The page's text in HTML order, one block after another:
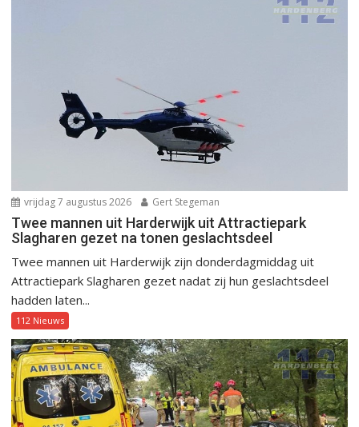
vrijdag 7 augustus 2026 Gert Stegeman
Twee mannen uit Harderwijk uit Attractiepark
Slagharen gezet na tonen geslachtsdeel
Twee mannen uit Harderwijk zijn donderdagmiddag uit
Attractiepark Slagharen gezet nadat zij hun geslachtsdeel
hadden laten...
112 Nieuws